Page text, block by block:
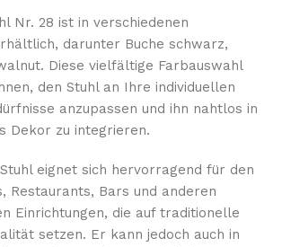
Nr. 28 ist in verschiedenen
darunter Buche schwarz,
Diese vielfältige Farbauswahl
den Stuhl an Ihre individuellen
anzupassen und ihn nahtlos in
Dekor zu integrieren.
eignet sich hervorragend für den
Restaurants, Bars und anderen
Einrichtungen, die auf traditionelle
setzen. Er kann jedoch auch in